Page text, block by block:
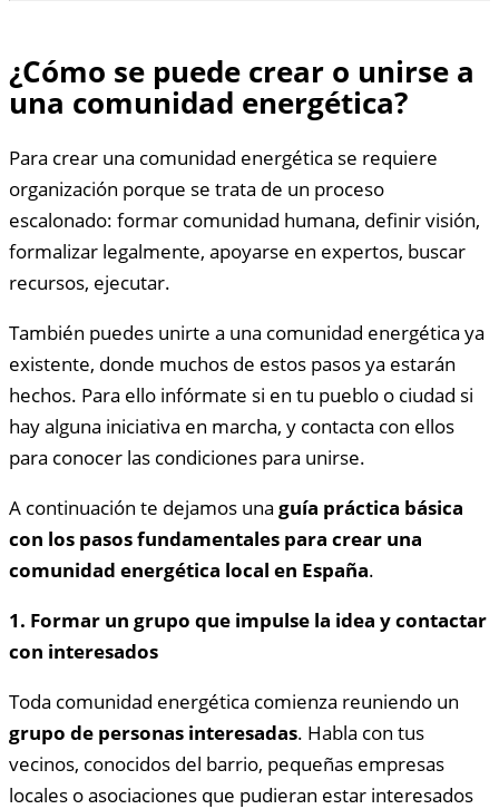
¿Cómo se puede crear o unirse a
una comunidad energética?
Para crear una comunidad energética se requiere
organización porque se trata de un proceso
escalonado: formar comunidad humana, definir visión,
formalizar legalmente, apoyarse en expertos, buscar
recursos, ejecutar.
También puedes unirte a una comunidad energética ya
existente, donde muchos de estos pasos ya estarán
hechos. Para ello infórmate si en tu pueblo o ciudad si
hay alguna iniciativa en marcha, y contacta con ellos
para conocer las condiciones para unirse.
A continuación te dejamos una guía práctica básica
con los pasos fundamentales para crear una
comunidad energética local en España.
1. Formar un grupo que impulse la idea y contactar
con interesados
Toda comunidad energética comienza reuniendo un
grupo de personas interesadas. Habla con tus
vecinos, conocidos del barrio, pequeñas empresas
locales o asociaciones que pudieran estar interesados